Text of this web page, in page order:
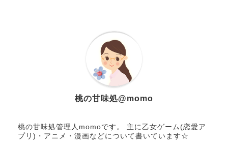
桃の甘味処@momo
桃の甘味処管理人momoです。 主に乙女ゲーム(恋愛ア
プリ)・アニメ・漫画などについて書いています☆